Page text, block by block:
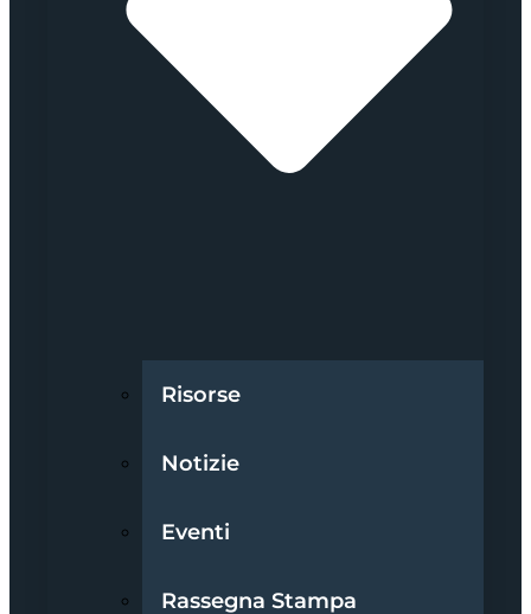
Risorse
Notizie
Eventi
Rassegna Stampa